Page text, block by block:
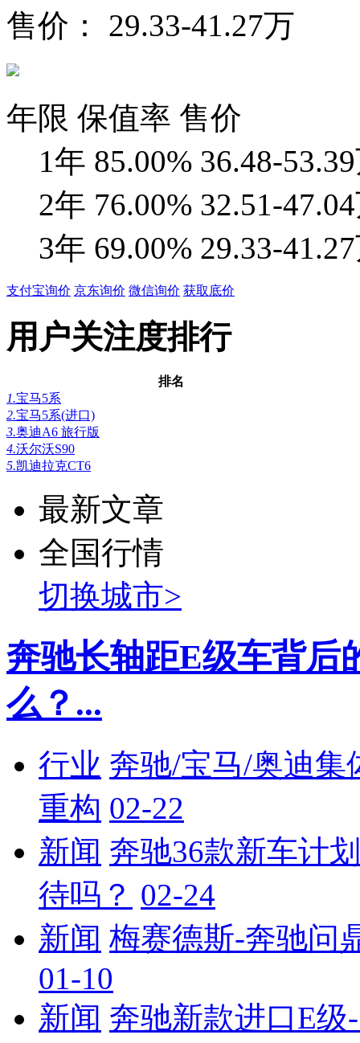
售价：
29.33-41.27万
年限 保值率 售价
1年 85.00% 36.48-
2年 76.00% 32.51-
3年 69.00% 29.33-
支付宝询价 京东询价 微信询价 获取底价
用户关注度排行
排名
1.宝马5系
2.宝马5系(进口)
3.奥迪A6 旅行版
4.沃尔沃S90
5.凯迪拉克CT6
最新文章
全国行情
切换城市>
奔驰长轴距E级车背后
么？...
行业 奔驰/宝马/奥迪集
重构 02-22
新闻 奔驰36款新车计
待吗？ 02-24
新闻 梅赛德斯-奔驰问
01-10
新闻 奔驰新款进口E